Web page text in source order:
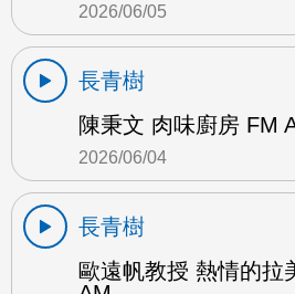
2026/06/05
長青樹
陳秉文 肉味廚房 FM
2026/06/04
長青樹
歐遠帆教授 熱情的拉